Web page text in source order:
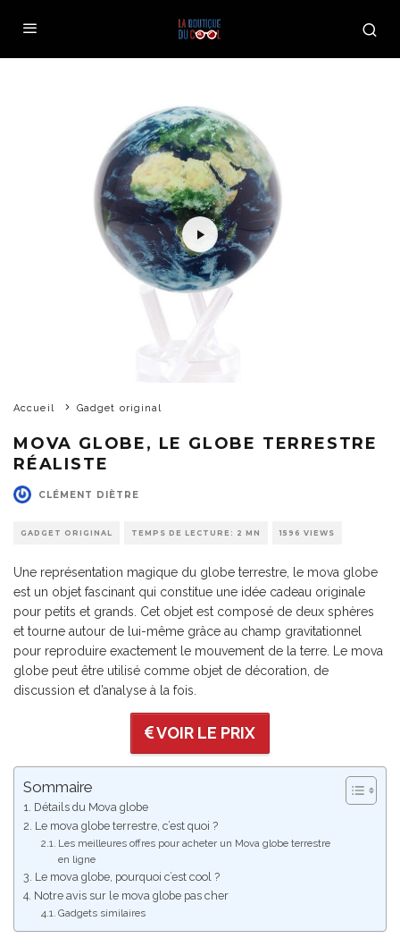
Accueil Gadget original
MOVA GLOBE, LE GLOBE TERRESTRE
RÉALISTE
CLÉMENT DIÈTRE
GADGET ORIGINAL TEMPS DE LECTURE: 2 MN 1596 VIEWS
Une représentation magique du globe terrestre, le mova globe
est un objet fascinant qui constitue une idée cadeau originale
pour petits et grands. Cet objet est composé de deux sphères
et tourne autour de lui-même grâce au champ gravitationnel
pour reproduire exactement le mouvement de la terre. Le mova
globe peut être utilisé comme objet de décoration, de
discussion et d’analyse à la fois.
VOIR LE PRIX
Sommaire
Détails du Mova globe
Le mova globe terrestre, c’est quoi ?
Les meilleures offres pour acheter un Mova globe terrestre
en ligne
Le mova globe, pourquoi c’est cool ?
Notre avis sur le mova globe pas cher
Gadgets similaires